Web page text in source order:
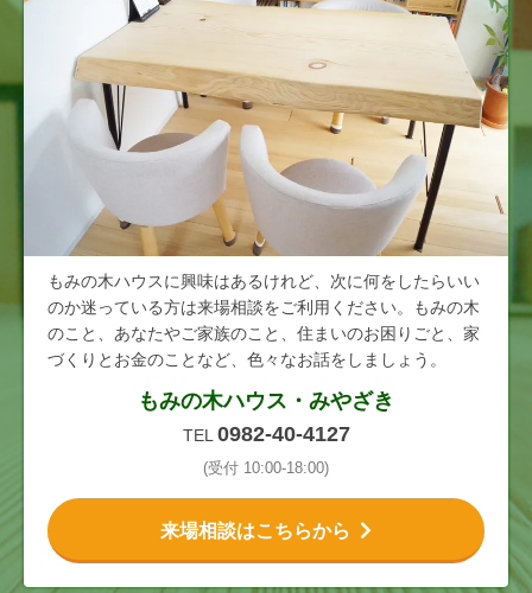
もみの木ハウスに興味はあるけれど、次に何をしたらいい
のか迷っている方は来場相談をご利用ください。もみの木
のこと、あなたやご家族のこと、住まいのお困りごと、家
づくりとお金のことなど、色々なお話をしましょう。
もみの木ハウス・みやざき
TEL 0982-40-4127
(受付 10:00-18:00)
来場相談はこちらから